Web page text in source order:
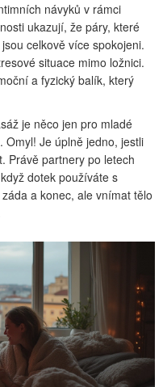
návyků v rámci
ukazují, že páry, které
celkově více spokojeni.
situace mimo ložnici.
a fyzický balík, který
je něco jen pro mladé
Omyl! Je úplně jedno, jestli
Právě partnery po letech
dotek používáte s
a konec, ale vnímat tělo